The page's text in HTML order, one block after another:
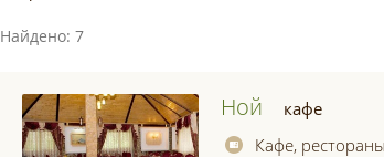
Найдено: 7
Ной
кафе
Кафе, рестораны